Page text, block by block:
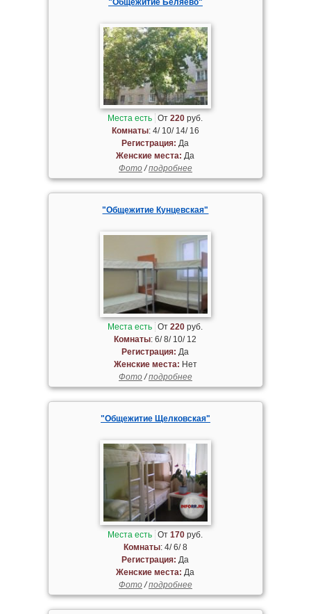
"Общежитие Беляево"
Места есть От220 руб.
Комнаты: 4/ 10/ 14/ 16
Регистрация: Да
Женские места: Да
Фото/подробнее
"Общежитие Кунцевская"
Места есть От220 руб.
Комнаты: 6/ 8/ 10/ 12
Регистрация: Да
Женские места: Нет
Фото/подробнее
"Общежитие Щелковская"
Места есть От170 руб.
Комнаты: 4/ 6/ 8
Регистрация: Да
Женские места: Да
Фото/подробнее